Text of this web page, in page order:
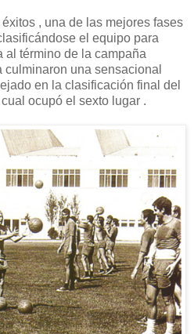
, una de las mejores fases
el equipo para
al término de la campaña
culminaron una sensacional
en la clasificación final del
ocupó el sexto lugar .